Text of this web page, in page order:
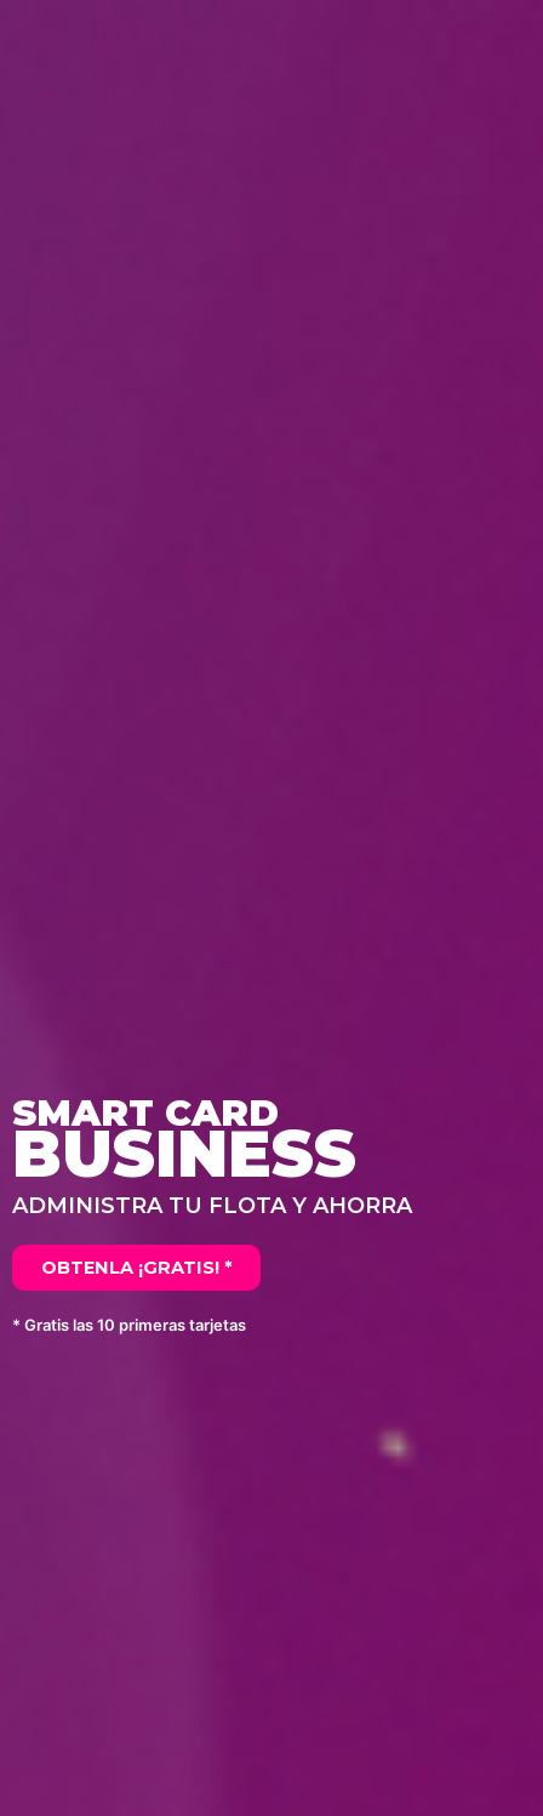
SMART CARD
BUSINESS
ADMINISTRA TU FLOTA Y AHORRA
OBTENLA ¡GRATIS! *
* Gratis las 10 primeras tarjetas